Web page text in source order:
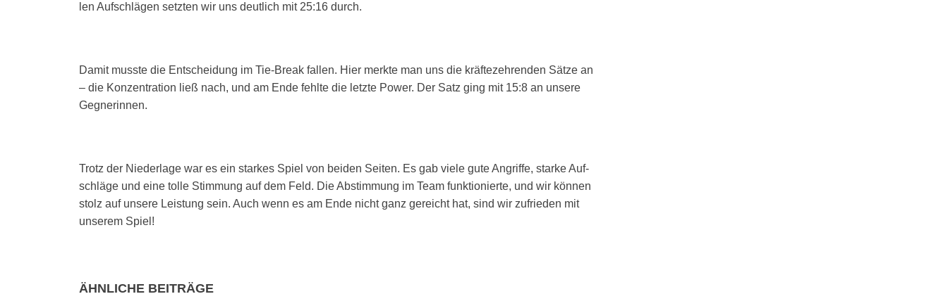
len Auf­schlä­gen setz­ten wir uns deut­lich mit 25:16 durch.
Damit muss­te die Ent­schei­dung im Tie-Break fal­len. Hier merk­te man uns die kräf­te­zeh­ren­den Sät­ze an
– die Kon­zen­tra­ti­on ließ nach, und am Ende fehl­te die letz­te Power. Der Satz ging mit 15:8 an unse­re
Geg­ne­rin­nen.
Trotz der Nie­der­la­ge war es ein star­kes Spiel von bei­den Sei­ten. Es gab vie­le gute Angrif­fe, star­ke Auf­
schlä­ge und eine tol­le Stim­mung auf dem Feld. Die Abstim­mung im Team funk­tio­nier­te, und wir kön­nen
stolz auf unse­re Leis­tung sein. Auch wenn es am Ende nicht ganz gereicht hat, sind wir zufrie­den mit
unse­rem Spiel!
ÄHNLICHE BEITRÄGE